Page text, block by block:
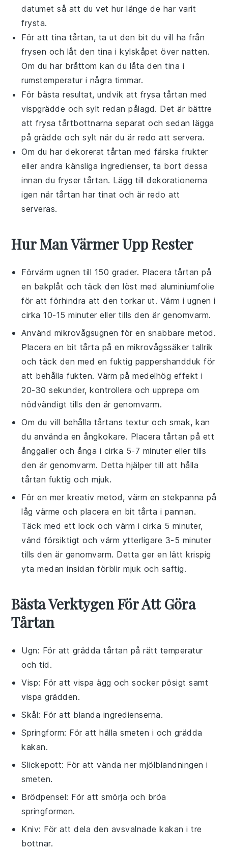
datumet så att du vet hur länge de har varit
frysta.
För att tina tårtan, ta ut den bit du vill ha från
frysen och låt den tina i kylskåpet över natten.
Om du har bråttom kan du låta den tina i
rumstemperatur i några timmar.
För bästa resultat, undvik att frysa tårtan med
vispgrädde och sylt redan pålagd. Det är bättre
att frysa tårtbottnarna separat och sedan lägga
på grädde ochsylt när du är redo att servera.
Om du har dekorerat tårtan med färskafrukter
eller andra känsliga ingredienser, ta bort dessa
innan du fryser tårtan. Lägg till dekorationerna
igen när tårtan har tinat och är redo att
serveras.
Hur Man Värmer Upp Rester
Förvärm ugnen till 150 grader. Placera tårtan på
en bakplåt och täck den löst med aluminiumfolie
för att förhindra att den torkar ut. Värm i ugnen i
cirka 10-15 minuter eller tills den är genomvarm.
Använd mikrovågsugnen för en snabbare metod.
Placera en bit tårta på en mikrovågssäker tallrik
och täck den med en fuktig pappershandduk för
att behålla fukten. Värm på medelhög effekt i
20-30 sekunder, kontrollera och upprepa om
nödvändigt tills den är genomvarm.
Om du vill behålla tårtans textur och smak, kan
du använda en ångkokare. Placera tårtan på ett
ånggaller och ånga i cirka 5-7 minuter eller tills
den är genomvarm. Detta hjälper till att hålla
tårtan fuktig och mjuk.
För en mer kreativ metod, värm en stekpanna på
låg värme och placera en bit tårta i pannan.
Täck med ett lock och värm i cirka 5 minuter,
vänd försiktigt och värm ytterligare 3-5 minuter
tills den är genomvarm. Detta ger en lätt krispig
yta medan insidan förblir mjuk och saftig.
Bästa Verktygen För Att Göra
Tårtan
Ugn: För att grädda tårtan på rätt temperatur
och tid.
Visp: För att vispa ägg och socker pösigt samt
vispa grädden.
Skål: För att blanda ingredienserna.
Springform: För att hälla smeten i och grädda
kakan.
Slickepott: För att vända ner mjölblandningen i
smeten.
Brödpensel: För att smörja och bröa
springformen.
Kniv: För att dela den avsvalnade kakan i tre
bottnar.